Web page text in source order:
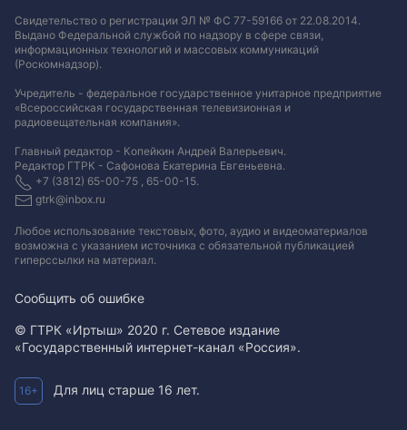
Свидетельство о регистрации ЭЛ № ФС 77-59166 от 22.08.2014.
Выдано Федеральной службой по надзору в сфере связи,
информационных технологий и массовых коммуникаций
(Роскомнадзор).
Учредитель - федеральное государственное унитарное предприятие
«Всероссийская государственная телевизионная и
радиовещательная компания».
Главный редактор - Копейкин Андрей Валерьевич.
Редактор ГТРК - Сафонова Екатерина Евгеньевна.
+7 (3812) 65-00-75 , 65-00-15.
gtrk@inbox.ru
Любое использование текстовых, фото, аудио и видеоматериалов
возможна с указанием источника с обязательной публикацией
гиперссылки на материал.
Сообщить об ошибке
© ГТРК «Иртыш» 2020 г. Сетевое издание
«Государственный интернет-канал «Россия».
16+ Для лиц старше 16 лет.